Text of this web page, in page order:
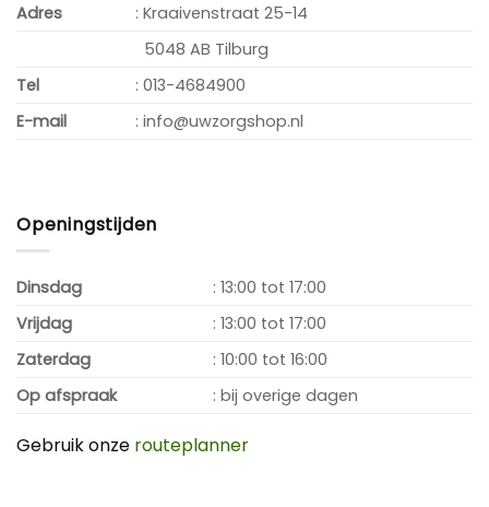
Adres
: Kraaivenstraat 25-14
5048 AB Tilburg
Tel
: 013-4684900
E-mail
: info@uwzorgshop.nl
Openingstijden
Dinsdag
: 13:00 tot 17:00
Vrijdag
: 13:00 tot 17:00
Zaterdag
: 10:00 tot 16:00
Op afspraak
: bij overige dagen
Gebruik onze routeplanner